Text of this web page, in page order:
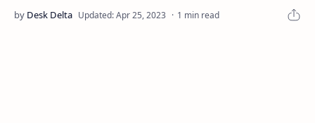
1 min read